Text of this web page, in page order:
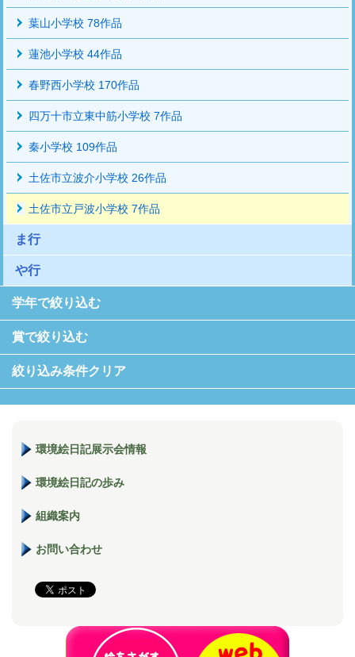
葉山小学校 78作品
蓮池小学校 44作品
春野西小学校 170作品
四万十市立東中筋小学校 7作品
秦小学校 109作品
土佐市立波介小学校 26作品
土佐市立戸波小学校 7作品
ま行
や行
学年で絞り込む
賞で絞り込む
絞り込み条件クリア
環境絵日記展示会情報
環境絵日記の歩み
組織案内
お問い合わせ